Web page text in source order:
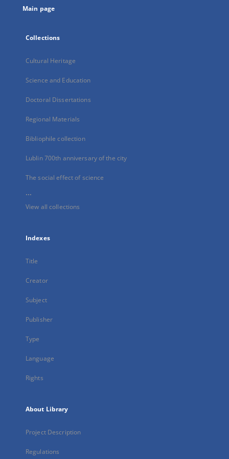
Main page
Collections
Cultural Heritage
Science and Education
Doctoral Dissertations
Regional Materials
Bibliophile collection
Lublin 700th anniversary of the city
The social effect of science
...
View all collections
Indexes
Title
Creator
Subject
Publisher
Type
Language
Rights
About Library
Project Description
Regulations